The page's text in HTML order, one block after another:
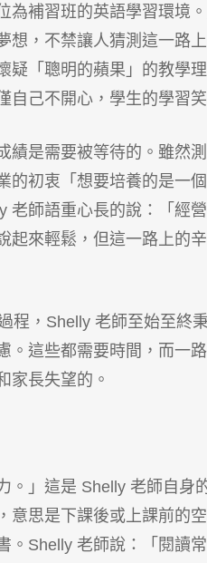
為補習班的英語學習環境
想，不禁讓人猜測這一路
疑「聰明的蘋果」的教學
己不開心，學生的學習
績是需要被等待的。雖然
的初衷「想要培養的是一
老師語重心長的說：「經
起來輕鬆，但這一路上的
程，Shelly 老師至始至終
。這些都需要時間，而一
家長失望的。
。」這是 Shelly 老師自身
意思是下課後或上課前的
。Shelly 老師說：「閱讀